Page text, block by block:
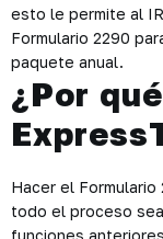
esto le permite al
Formulario 2290
paquete anual.
¿Por
Hacer el Formulario
todo el proceso
funciones